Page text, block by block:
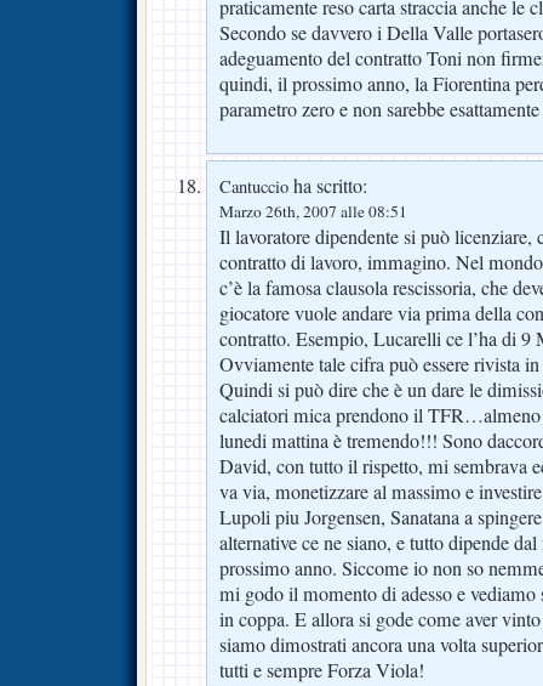
praticamente reso carta straccia anche le
Secondo se davvero i Della Valle
adeguamento del contratto Toni non
quindi, il prossimo anno, la Fiorentina
parametro zero e non sarebbe
Cantuccio ha scritto:
Marzo 26th, 2007 alle 08:51
Il lavoratore dipendente si può licenziare,
contratto di lavoro, immagino. Nel
c’è la famosa clausola rescissoria, che
giocatore vuole andare via prima della
contratto. Esempio, Lucarelli ce l’ha di
Ovviamente tale cifra può essere rivista
Quindi si può dire che è un dare le
calciatori mica prendono il TFR…almeno
lunedi mattina è tremendo!!! Sono
David, con tutto il rispetto, mi sembrava
va via, monetizzare al massimo e
Lupoli piu Jorgensen, Sanatana a
alternative ce ne siano, e tutto dipende
prossimo anno. Siccome io non so
mi godo il momento di adesso e vediamo
in coppa. E allora si gode come aver
siamo dimostrati ancora una volta
tutti e sempre Forza Viola!